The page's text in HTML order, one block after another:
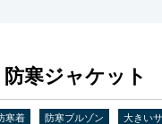
寒ジャケット
寒着 防寒ブルゾン 大きい